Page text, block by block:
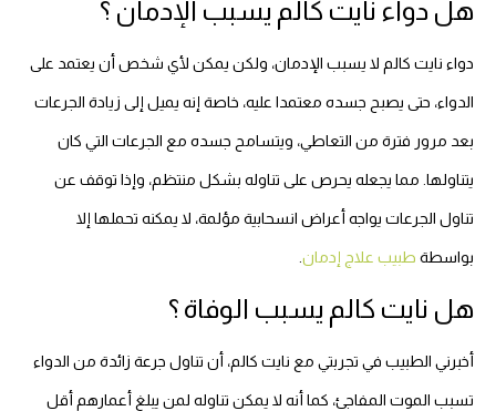
هل دواء نايت كالم يسبب الإدمان ؟
دواء نايت كالم لا يسبب الإدمان، ولكن يمكن لأي شخص أن يعتمد على
الدواء، حتى يصبح جسده معتمدا عليه، خاصة إنه يميل إلى زيادة الجرعات
بعد مرور فترة من التعاطي، ويتسامح جسده مع الجرعات التي كان
يتناولها. مما يجعله يحرص على تناوله بشكل منتظم، وإذا توقف عن
تناول الجرعات يواجه أعراض انسحابية مؤلمة، لا يمكنه تحملها إلا
بواسطة طبيب علاج إدمان.
هل نايت كالم يسبب الوفاة ؟
أخبرني الطبيب في تجربتي مع نايت كالم، أن تناول جرعة زائدة من الدواء
تسبب الموت المفاجئ، كما أنه لا يمكن تناوله لمن يبلغ أعمارهم أقل